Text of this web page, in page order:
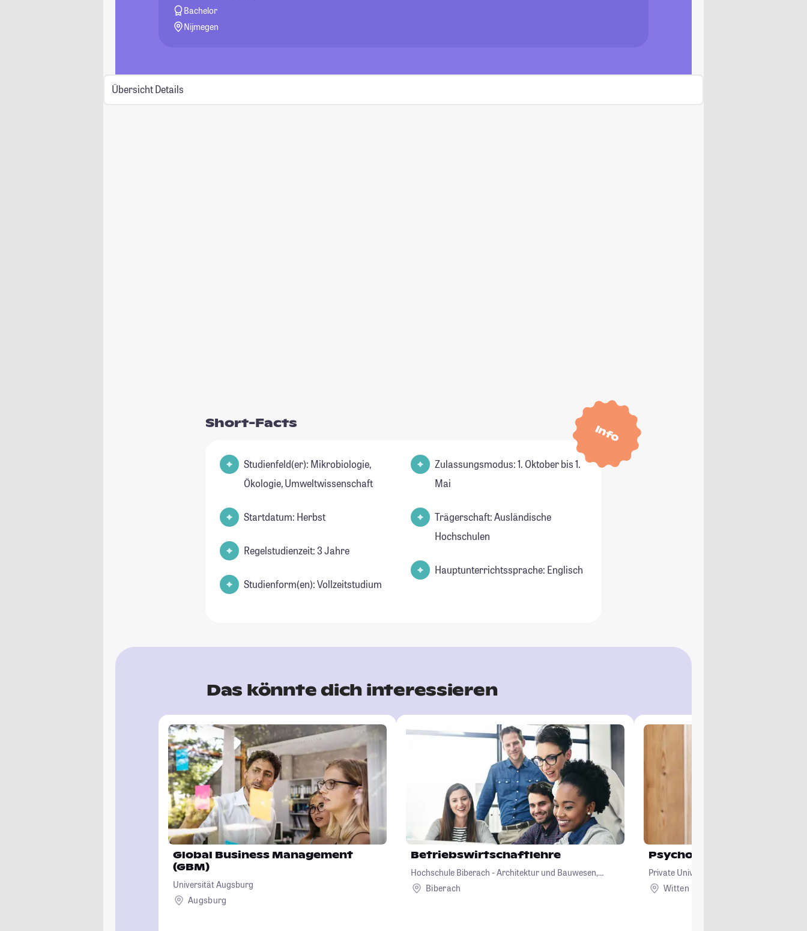
Bachelor
Nijmegen
Übersicht Details
Info
Short-Facts
Studienfeld(er): Mikrobiologie,
Ökologie, Umweltwissenschaft
Startdatum: Herbst
Regelstudienzeit: 3 Jahre
Studienform(en): Vollzeitstudium
Zulassungsmodus: 1. Oktober bis 1.
Mai
Trägerschaft: Ausländische
Hochschulen
Hauptunterrichtssprache: Englisch
Das könnte dich interessieren
Global Business Management
(GBM)
Universität Augsburg
Augsburg
Betriebswirtschaftlehre
Hochschule Biberach - Architektur und Bauwesen,
Betriebswirtschaft und Biotechnologie
Biberach
Psychologie
Private Universität Witten/Herdecke
Witten